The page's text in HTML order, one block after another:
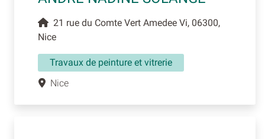
21 rue du Comte Vert Amedee Vi, 06300,
Nice
Travaux de peinture et vitrerie
Nice